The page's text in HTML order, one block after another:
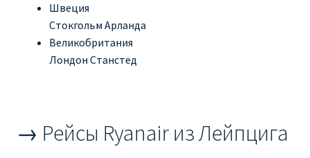
Швеция
Стокгольм Арланда
Великобритания
Лондон Станстед
→ Рейсы Ryanair из Лейпцига